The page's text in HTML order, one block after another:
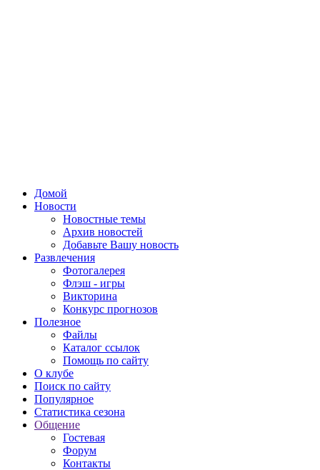
Домой
Новости
Новостные темы
Архив новостей
Добавьте Вашу новость
Развлечения
Фотогалерея
Флэш - игры
Викторина
Конкурс прогнозов
Полезное
Файлы
Каталог ссылок
Помощь по сайту
О клубе
Поиск по сайту
Популярное
Статистика сезона
Общение
Гостевая
Форум
Контакты